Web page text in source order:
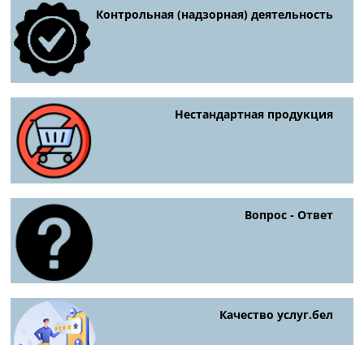
Контрольная (надзорная) деятельность
Нестандартная продукция
Вопрос - Ответ
Качество услуг.бел